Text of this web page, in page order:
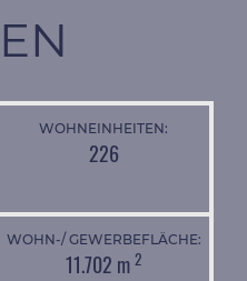
WOHNEINHEITEN:
226
WOHN-/ GEWERBEFLÄCHE:
11.702 m 2